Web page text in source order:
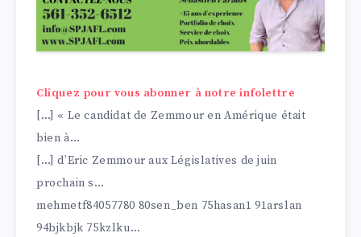
Cliquez pour vous abonner à notre infolettre
[…] « Le candidat de Zemmour en Amérique était
bien à…
[…] d’Eric Zemmour aux Législatives de juin
prochain s…
mehmetf84057780 80sen_ben 75hasan1 91arslan
94bjkbjk 75kzlku…